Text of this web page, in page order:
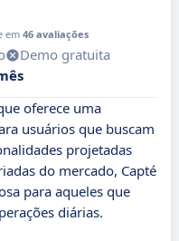
em 46 avaliações
Demo gratuita
oferece uma
usuários que buscam
projetadas
do mercado, Capté
para aqueles que
diárias.